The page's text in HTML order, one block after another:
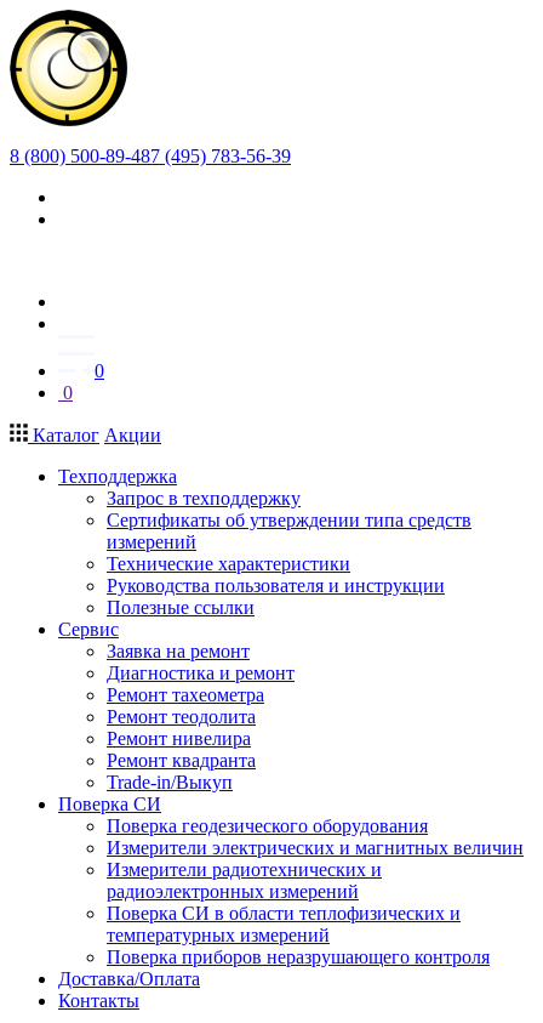
8 (800) 500-89-487 (495) 783-56-39
0
0
Каталог Акции
Техподдержка
Запрос в техподдержку
Сертификаты об утверждении типа средств
измерений
Технические характеристики
Руководства пользователя и инструкции
Полезные ссылки
Сервис
Заявка на ремонт
Диагностика и ремонт
Ремонт тахеометра
Ремонт теодолита
Ремонт нивелира
Ремонт квадранта
Trade-in/Выкуп
Поверка СИ
Поверка геодезического оборудования
Измерители электрических и магнитных величин
Измерители радиотехнических и
радиоэлектронных измерений
Поверка СИ в области теплофизических и
температурных измерений
Поверка приборов неразрушающего контроля
Доставка/Оплата
Контакты